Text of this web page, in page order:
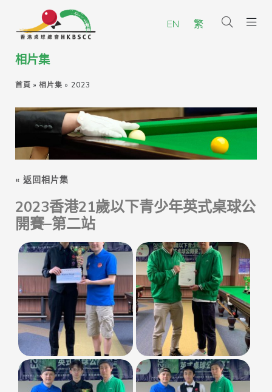
EN 繁
相片集
首頁 »相片集 » 2023
« 返回相片集
2023香港21歲以下青少年英式桌球公
開賽–第二站